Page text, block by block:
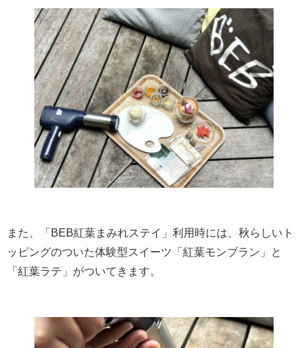
また、「BEB紅葉まみれステイ」利用時には、秋らしいト
ッピングのついた体験型スイーツ「紅葉モンブラン」と
「紅葉ラテ」がついてきます。